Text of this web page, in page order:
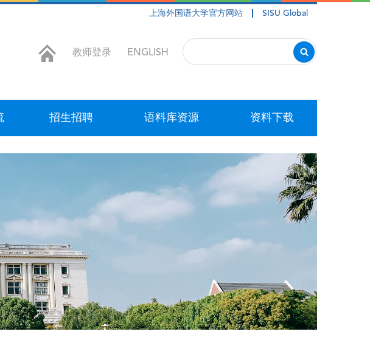
上海外国语大学官方网站 SISU Global
教师登录 ENGLISH
招生招聘 语料库资源 资料下载